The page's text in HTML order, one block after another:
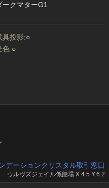
ークマターG1
具投影:○
色:○
デーションクリスタル取引窓口
ウルヴズジェイル係船場 X:4.5 Y:6.2